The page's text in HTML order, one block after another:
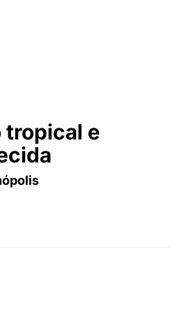
tropical e